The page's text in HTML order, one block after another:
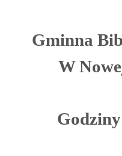
Gminna
W